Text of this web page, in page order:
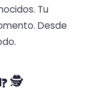
Tu
Desde
🕵️